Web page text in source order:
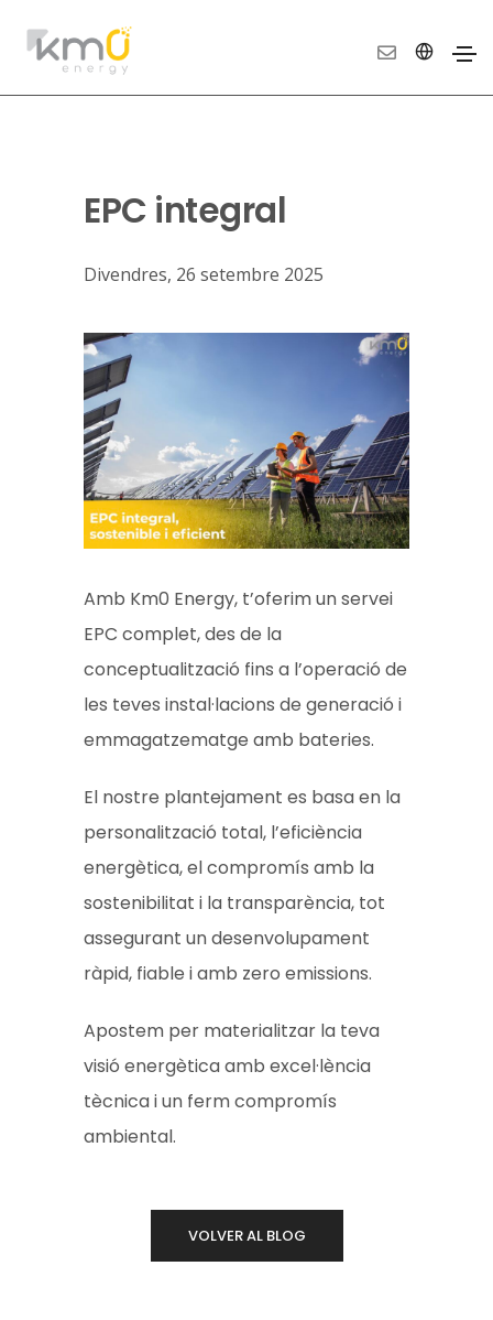
EPC integral
Divendres, 26 setembre 2025
Amb Km0 Energy, t’oferim un servei
EPC complet, des de la
conceptualització fins a l’operació de
les teves instal·lacions de generació i
emmagatzematge amb bateries.
El nostre plantejament es basa en la
personalització total, l’eficiència
energètica, el compromís amb la
sostenibilitat i la transparència, tot
assegurant un desenvolupament
ràpid, fiable i amb zero emissions.
Apostem per materialitzar la teva
visió energètica amb excel·lència
tècnica i un ferm compromís
ambiental.
VOLVER AL BLOG